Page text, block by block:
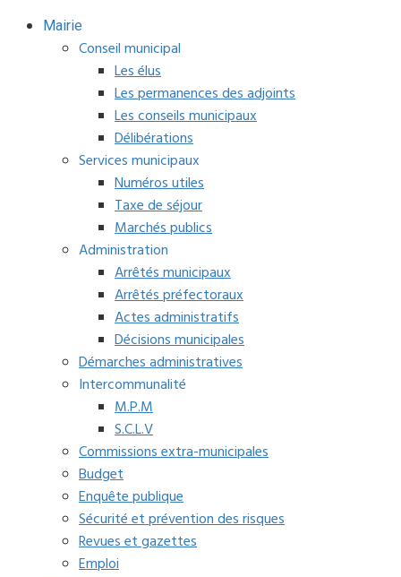
Mairie
Conseil municipal
Les élus
Les permanences des adjoints
Les conseils municipaux
Délibérations
Services municipaux
Numéros utiles
Taxe de séjour
Marchés publics
Administration
Arrêtés municipaux
Arrêtés préfectoraux
Actes administratifs
Décisions municipales
Démarches administratives
Intercommunalité
M.P.M
S.C.L.V
Commissions extra-municipales
Budget
Enquête publique
Sécurité et prévention des risques
Revues et gazettes
Emploi